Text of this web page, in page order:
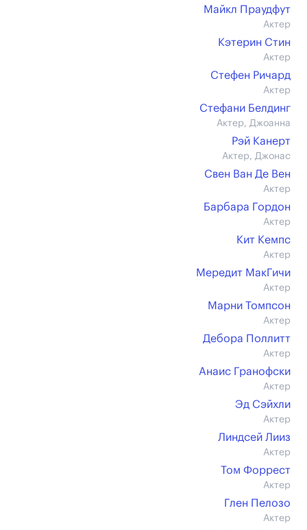
Майкл Праудфут
Актер
Кэтерин Стин
Актер
Стефен Ричард
Актер
Стефани Белдинг
Актер, Джоанна
Рэй Канерт
Актер, Джонас
Свен Ван Де Вен
Актер
Барбара Гордон
Актер
Кит Кемпс
Актер
Мередит МакГичи
Актер
Марни Томпсон
Актер
Дебора Поллитт
Актер
Анаис Гранофски
Актер
Эд Сэйхли
Актер
Линдсей Лииз
Актер
Том Форрест
Актер
Глен Пелозо
Актер